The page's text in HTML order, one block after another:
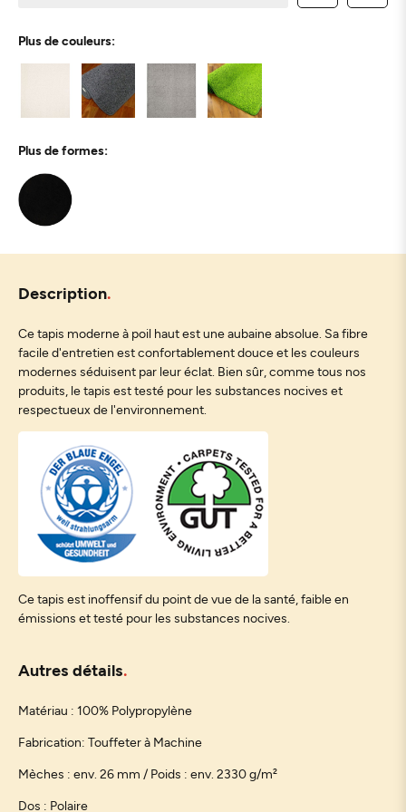
Plus de couleurs:
Plus de formes:
Description
Ce tapis moderne à poil haut est une aubaine absolue. Sa fibre
facile d'entretien est confortablement douce et les couleurs
modernes séduisent par leur éclat. Bien sûr, comme tous nos
produits, le tapis est testé pour les substances nocives et
respectueux de l'environnement.
Ce tapis est inoffensif du point de vue de la santé, faible en
émissions et testé pour les substances nocives.
Autres détails
Matériau : 100% Polypropylène
Fabrication: Touffeter à Machine
Mèches : env. 26 mm / Poids : env. 2330 g/m²
Dos : Polaire